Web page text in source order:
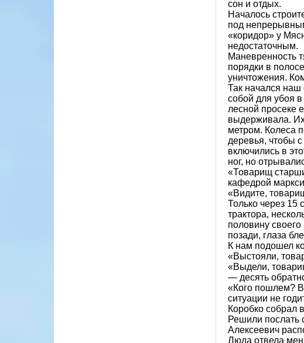
сон и отдых.
Началось
под
«коридор» у
недостаточным.
Маневренность
порядки в
уничтожения.
Так начался наш
собой для убоя
лесной просеке
выдерживала.
метром. Колеса
деревья, чтобы
включились в
ног, но
«Товарищ
кафедрой
«Видите,
Только через 15
трактора,
половину
позади, глаза
К нам подошел
«Выстояли,
«Выдели,
— десять
«Кого пошлем?
ситуации не
Коробко собрал
Решили
Алексеевич
Люда отвела